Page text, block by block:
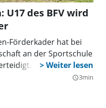
des BFV wird
Förderkader hat bei
an der Sportschule
query_builder3min